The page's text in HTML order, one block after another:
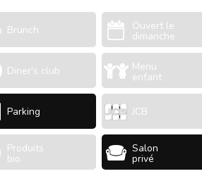
Brunch Ouvert le
dimanche
Diner's club Menu
enfant
Parking JCB
Produits
bio
Salon
privé